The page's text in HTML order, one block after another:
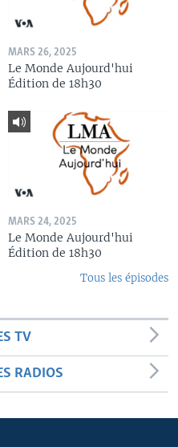
MARS 26, 2025
Le Monde Aujourd'hui
Édition de 18h30
MARS 24, 2025
Le Monde Aujourd'hui
Édition de 18h30
Tous les épisodes
TV
RADIOS